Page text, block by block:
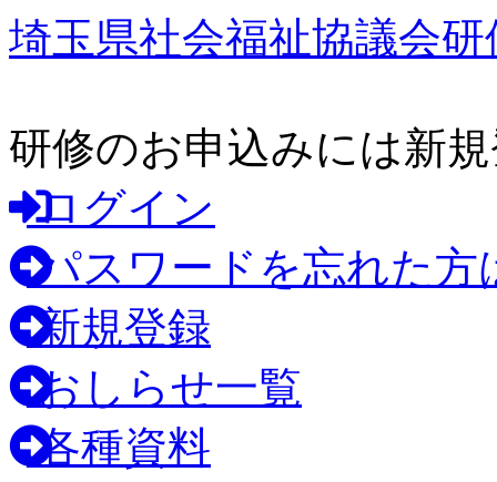
埼玉県社会福祉協議会
研修のお申込みには新
ログイン
パスワードを忘れた方
新規登録
おしらせ一覧
各種資料